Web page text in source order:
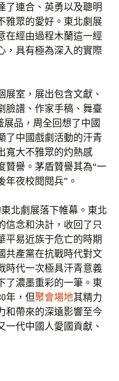
了連合、英勇以及聰明
雅眾的愛好。東北劇展
在經由過程木蘭這一經
，具有極為深入的實際
展室，展出包含文獻、
臉譜、作家手稿、舞臺
品，周全回想了中國
了中國戲劇活動的汗青
寬大不雅眾的灼熱感
贊譽。茅盾贊譽其為“一
夜校閱閱兵”。
北劇展落下帷幕。東北
信念和決計，收回了只
平易近族于危亡的時期
共產黨在抗戰時代對文
時代一次極具汗青意義
了濃墨重彩的一筆。東
年，但聚會場地其精力
和帶來的深遠影響至今
代中國人愛國貢獻、